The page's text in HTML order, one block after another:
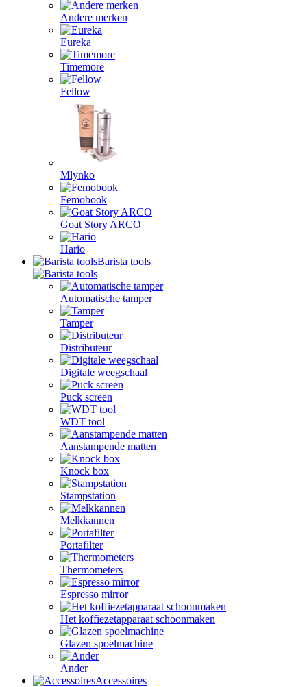
Andere merken
Eureka
Timemore
Fellow
Mlynko
Femobook
Goat Story ARCO
Hario
Barista tools
Automatische tamper
Tamper
Distributeur
Digitale weegschaal
Puck screen
WDT tool
Aanstampende matten
Knock box
Stampstation
Melkkannen
Portafilter
Thermometers
Espresso mirror
Het koffiezetapparaat schoonmaken
Glazen spoelmachine
Ander
Accessoires